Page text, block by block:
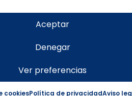
Aceptar
Denegar
Ver preferencias
cookiesPolítica de privacidadAviso